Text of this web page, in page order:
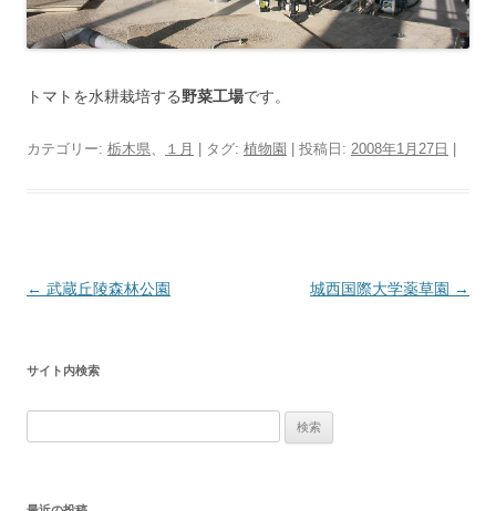
トマトを水耕栽培する野菜工場です。
カテゴリー: 栃木県 １月 | タグ: 植物園 | 投稿日: 2008年1月27日
投
ビ
ゲ
ー
ョ
← 武蔵丘陵森林公園 城西国際大学薬草園 →
サイト内検索